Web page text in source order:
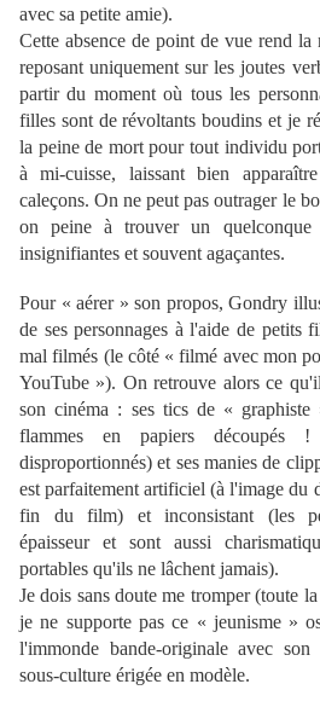
avec sa petite amie).
Cette absence de point de vue rend la
reposant uniquement sur les joutes
partir du moment où tous les
filles sont de révoltants boudins et je
la peine de mort pour tout individu
à mi-cuisse, laissant bien
caleçons. On ne peut pas outrager le
on peine à trouver un quelconque
insignifiantes et souvent agaçantes.
Pour « aérer » son propos, Gondry
de ses personnages à l'aide de petits
mal filmés (le côté « filmé avec mon
YouTube »). On retrouve alors ce
son cinéma : ses tics de « graphiste
flammes en papiers découpés
disproportionnés) et ses manies de
est parfaitement artificiel (à l'image du
fin du film) et inconsistant (les
épaisseur et sont aussi
portables qu'ils ne lâchent jamais).
Je dois sans doute me tromper (toute
je ne supporte pas ce « jeunisme »
l'immonde bande-originale avec
sous-culture érigée en modèle.